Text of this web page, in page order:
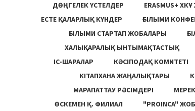
ДӨҢГЕЛЕК ҮСТЕЛДЕР
ERASMUS+
ЕСТЕ ҚАЛАРЛЫҚ КҮНДЕР
ҒЫЛЫМИ
ҒЫЛЫМИ СТАРТАП ЖОБАЛАРЫ
ХАЛЫҚАРАЛЫҚ ЫНТЫМАҚТАСТЫҚ
ІС-ШАРАЛАР
КӘСІПОДАҚ КОМИТЕТІ
КІТАПХАНА ЖАҢАЛЫҚТАРЫ
МАРАПАТТАУ РӘСІМДЕРІ
ӨСКЕМЕН Қ. ФИЛИАЛ
"PROINCA"